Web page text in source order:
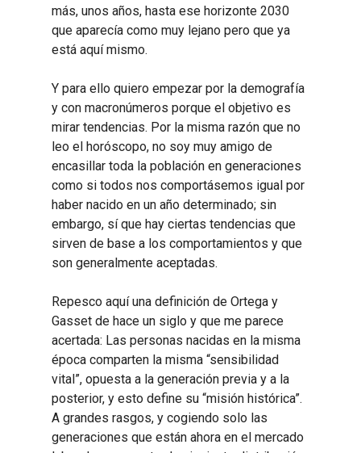
más, unos años, hasta ese horizonte 2030
que aparecía como muy lejano pero que ya
está aquí mismo.
Y para ello quiero empezar por la demografía
y con macronúmeros porque el objetivo es
mirar tendencias. Por la misma razón que no
leo el horóscopo, no soy muy amigo de
encasillar toda la población en generaciones
como si todos nos comportásemos igual por
haber nacido en un año determinado; sin
embargo, sí que hay ciertas tendencias que
sirven de base a los comportamientos y que
son generalmente aceptadas.
Repesco aquí una definición de Ortega y
Gasset de hace un siglo y que me parece
acertada: Las personas nacidas en la misma
época comparten la misma “sensibilidad
vital”, opuesta a la generación previa y a la
posterior, y esto define su “misión histórica”.
A grandes rasgos, y cogiendo solo las
generaciones que están ahora en el mercado